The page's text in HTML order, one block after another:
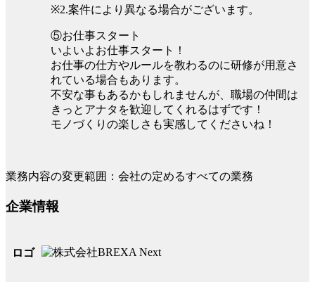
※2.案件により異なる場合がございます。
⑤お仕事スタート
いよいよお仕事スタート！
お仕事の仕方やルールを教わるのに研修が用意さ
れている場合もあります。
不安な事もあるかもしれませんが、職場の仲間は
きっとアナタを歓迎してくれるはずです！
モノづくりの楽しさも実感してくださいね！
業務内容の変更範囲：会社の定めるすべての業務
企業情報
ロゴ